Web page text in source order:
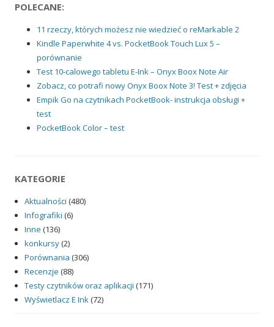
POLECANE:
11 rzeczy, których możesz nie wiedzieć o reMarkable 2
Kindle Paperwhite 4 vs. PocketBook Touch Lux 5 –
porównanie
Test 10-calowego tabletu E-Ink – Onyx Boox Note Air
Zobacz, co potrafi nowy Onyx Boox Note 3! Test + zdjęcia
Empik Go na czytnikach PocketBook- instrukcja obsługi +
test
PocketBook Color – test
KATEGORIE
Aktualności (480)
Infografiki (6)
Inne (136)
konkursy(2)
Porównania (306)
Recenzje (88)
Testy czytników oraz aplikacji (171)
Wyświetlacz E Ink(72)